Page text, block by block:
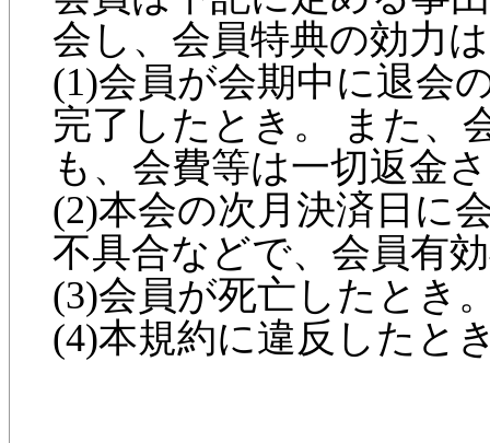
会し、会員特典の効力
(1)会員が会期中に退会
完了したとき。 また、
も、会費等は一切返金
(2)本会の次月決済日に
不具合などで、会員有
(3)会員が死亡したとき
(4)本規約に違反したと